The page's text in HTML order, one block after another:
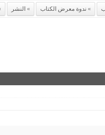
ندوة معرض الكتاب النشر